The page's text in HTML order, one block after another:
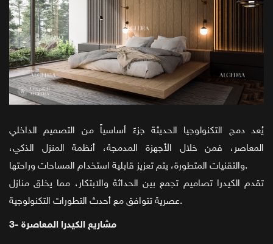
يُعد دمج التكنولوجيا الحديثة جزءً أساسياً من التصميم الداخلي
المعاصر، فمن خلال الأجهزة المدمجة، أنظمة المنزل الذكي،
والتقنيات المتطورة، يتم تعزيز قابلية استخدام المساحات وراحتها.
تقدم الكيدرا تصاميم تجمع بين الحداثة والابتكار، مما يخلق منازل
عصرية تتوافق مع أحدث التطورات التكنولوجية.
3- مشاريع الكيدرا المعاصرة